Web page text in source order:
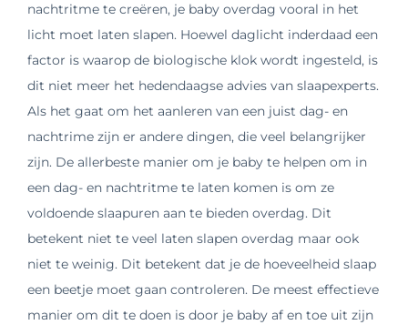
nachtritme te creëren, je baby overdag vooral in het
licht moet laten slapen. Hoewel daglicht inderdaad een
factor is waarop de biologische klok wordt ingesteld, is
dit niet meer het hedendaagse advies van slaapexperts.
Als het gaat om het aanleren van een juist dag- en
nachtrime zijn er andere dingen, die veel belangrijker
zijn. De allerbeste manier om je baby te helpen om in
een dag- en nachtritme te laten komen is om ze
voldoende slaapuren aan te bieden overdag. Dit
betekent niet te veel laten slapen overdag maar ook
niet te weinig. Dit betekent dat je de hoeveelheid slaap
een beetje moet gaan controleren. De meest effectieve
manier om dit te doen is door je baby af en toe uit zijn